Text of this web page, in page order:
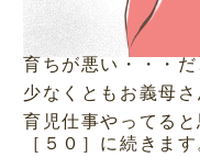
育ちが悪い・・・
少なくともお義母
育児仕事やってる
［５０］に続きます